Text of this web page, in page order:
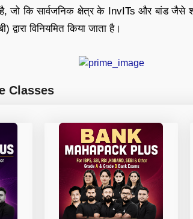
है, जो कि सार्वजनिक क्षेत्र के InvITs और बांड
द्वारा विनियमित किया जाता है।
Classes